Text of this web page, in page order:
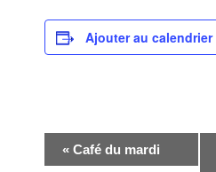
Ajouter au calendrier
Navigation
« Café du mardi